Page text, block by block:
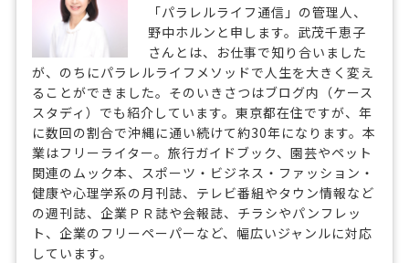
「パラレルライフ通信」の管理人、
野中ホルンと申します。武茂千恵子
さんとは、お仕事で知り合いました
が、のちにパラレルライフメソッドで人生を大きく変え
ることができました。そのいきさつはブログ内（ケース
スタディ）でも紹介しています。東京都在住ですが、年
に数回の割合で沖縄に通い続けて約30年になります。本
業はフリーライター。旅行ガイドブック、園芸やペット
関連のムック本、スポーツ・ビジネス・ファッション・
健康や心理学系の月刊誌、テレビ番組やタウン情報など
の週刊誌、企業ＰＲ誌や会報誌、チラシやパンフレッ
ト、企業のフリーペーパーなど、幅広いジャンルに対応
しています。